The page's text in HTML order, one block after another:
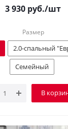
3 930 руб./шт
Размер
2.0-спальный
Семейный
В